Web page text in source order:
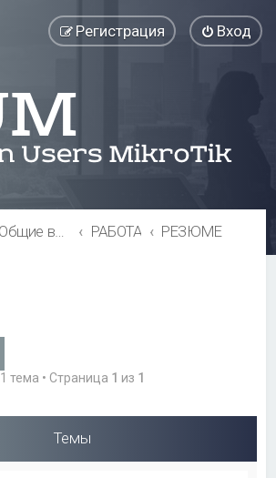
Вход
Регистрация
Общие вопросы РАБОТА РЕЗЮМЕ
1 тема • Страница 1 из 1
Темы